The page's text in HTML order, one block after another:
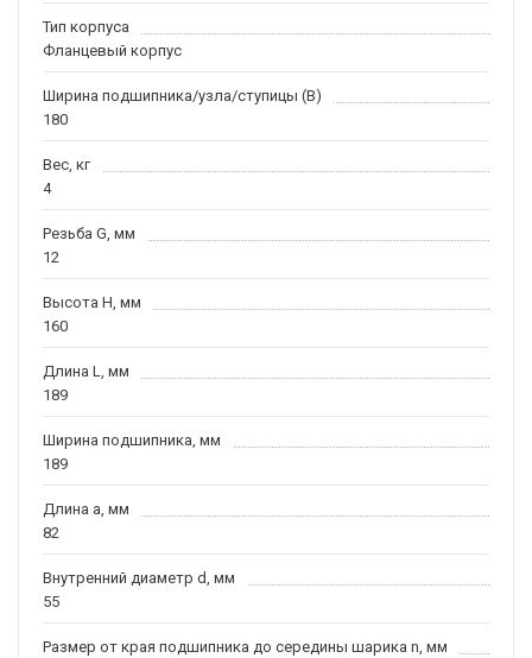
Тип корпуса
Фланцевый корпус
Ширина подшипника/узла/ступицы (B)
180
Вес, кг
4
Резьба G, мм
12
Высота H, мм
160
Длина L, мм
189
Ширина подшипника, мм
189
Длина a, мм
82
Внутренний диаметр d, мм
55
Размер от края подшипника до середины шарика n, мм